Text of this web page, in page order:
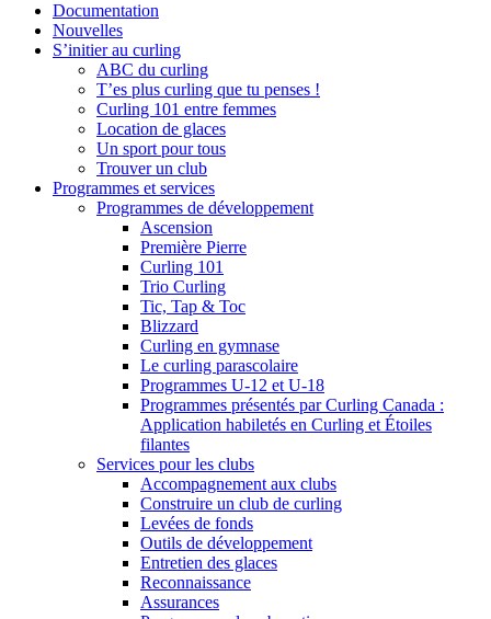
Documentation
Nouvelles
S’initier au curling
ABC du curling
T’es plus curling que tu penses !
Curling 101 entre femmes
Location de glaces
Un sport pour tous
Trouver un club
Programmes et services
Programmes de développement
Ascension
Première Pierre
Curling 101
Trio Curling
Tic, Tap & Toc
Blizzard
Curling en gymnase
Le curling parascolaire
Programmes U-12 et U-18
Programmes présentés par Curling Canada :
Application habiletés en Curling et Étoiles
filantes
Services pour les clubs
Accompagnement aux clubs
Construire un club de curling
Levées de fonds
Outils de développement
Entretien des glaces
Reconnaissance
Assurances